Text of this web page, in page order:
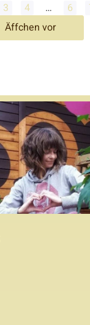
3 4 … 6
Äffchen vor